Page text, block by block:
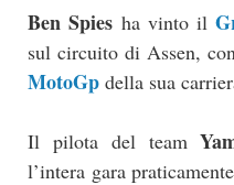
Ben Spies ha vinto il
sul circuito di Assen,
MotoGp della sua
Il pilota del team
l’intera gara